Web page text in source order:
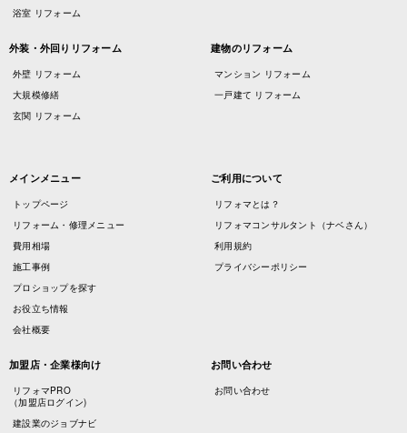
浴室 リフォーム
外装・外回りリフォーム
外壁 リフォーム
大規模修繕
玄関 リフォーム
建物のリフォーム
マンション リフォーム
一戸建て リフォーム
メインメニュー
トップページ
リフォーム・修理メニュー
費用相場
施工事例
プロショップを探す
お役立ち情報
会社概要
ご利用について
リフォマとは？
リフォマコンサルタント（ナベさん）
利用規約
プライバシーポリシー
加盟店・企業様向け
リフォマPRO
（加盟店ログイン)
建設業のジョブナビ
お問い合わせ
お問い合わせ